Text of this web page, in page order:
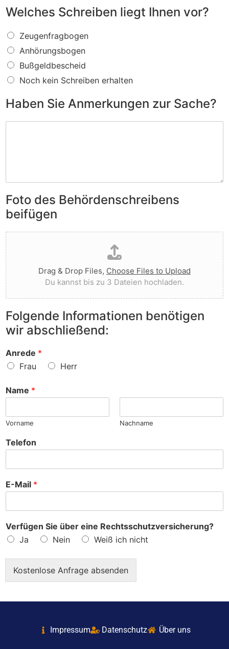
i
V
e
r
s
t
o
ß
w
v
o
r
g
e
w
o
r
f
e
n
?
Welches Schreiben liegt Ihnen vor?
W
e
c
h
e
S
l
i
e
t
I
h
n
e
n
v
o
r
?
Zeugenfragbogen
Anhörungsbogen
Bußgeldbescheid
Noch kein Schreiben erhalten
Haben Sie Anmerkungen zur Sache?
e
A
n
e
r
k
u
n
g
e
n
z
u
S
a
c
e
Foto des Behördenschreibens
beifügen
D
a
t
e
i
h
o
h
l
d
e
n
Drag & Drop Files, Choose Files to Upload
Du kannst bis zu 3 Dateien hochladen.
Folgende Informationen benötigen
wir abschließend:
Anrede *
Frau
Herr
Name *
Vorname Nachname
Telefon
E-Mail *
Verfügen Sie über eine Rechtsschutzversicherung?
Ja
Nein Weiß ich nicht
Kostenlose Anfrage absenden
Impressum Datenschutz Über uns